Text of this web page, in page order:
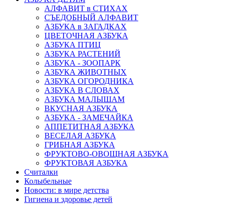
АЛФАВИТ в СТИХАХ
СЪЕДОБНЫЙ АЛФАВИТ
АЗБУКА в ЗАГАДКАХ
ЦВЕТОЧНАЯ АЗБУКА
АЗБУКА ПТИЦ
АЗБУКА РАСТЕНИЙ
АЗБУКА - ЗООПАРК
АЗБУКА ЖИВОТНЫХ
АЗБУКА ОГОРОДНИКА
АЗБУКА В СЛОВАХ
АЗБУКА МАЛЫШАМ
ВКУСНАЯ АЗБУКА
АЗБУКА - ЗАМЕЧАЙКА
АППЕТИТНАЯ АЗБУКА
ВЕСЕЛАЯ АЗБУКА
ГРИБНАЯ АЗБУКА
ФРУКТОВО-ОВОЩНАЯ АЗБУКА
ФРУКТОВАЯ АЗБУКА
Считалки
Колыбельные
Новости: в мире детства
Гигиена и здоровье детей